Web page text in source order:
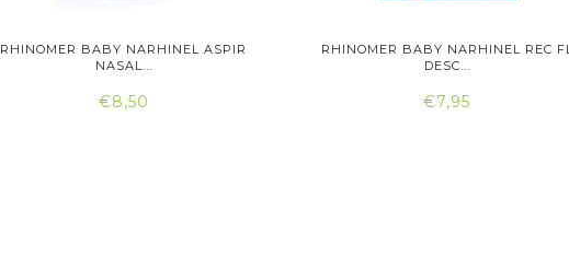
RHINOMER BABY NARHINEL ASPIR
NASAL...
€8,50
RHINOMER BABY NARHINEL REC FL
DESC...
€7,95